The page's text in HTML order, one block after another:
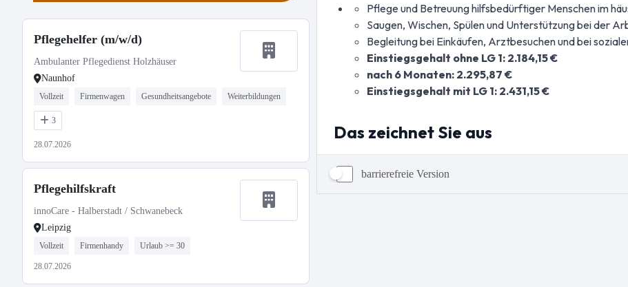
Pflegehelfer (m/w/d)
Ambulanter Pflegedienst Holzhäuser
Naunhof
Vollzeit Firmenwagen Gesundheitsangebote Weiterbildungen
3
28.07.2026
Pflegehilfskraft
innoCare - Halberstadt / Schwanebeck
Leipzig
Vollzeit Firmenhandy Urlaub >= 30
28.07.2026
barrierefreie Version